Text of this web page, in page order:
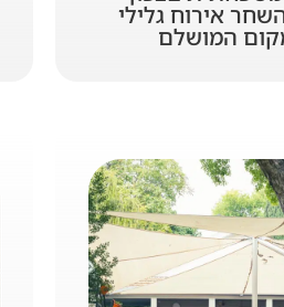
אירוח גלילי
המושלם